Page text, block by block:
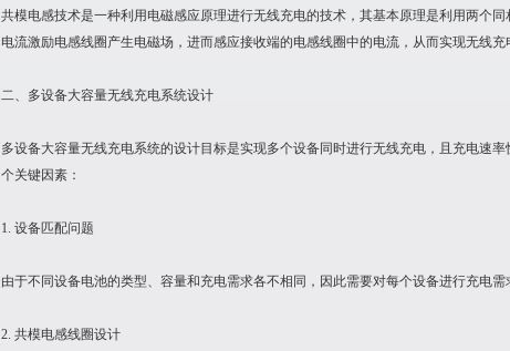
共模电感技术是一种利用电磁感应原理进行无线充电的技术，其基本原理是利用两个
电流激励电感线圈产生电磁场，进而感应接收端的电感线圈中的电流，从而实现无线充
二、多设备大容量无线充电系统设计
多设备大容量无线充电系统的设计目标是实现多个设备同时进行无线充电，且充电速
个关键因素：
1. 设备匹配问题
由于不同设备电池的类型、容量和充电需求各不相同，因此需要对每个设备进行充电需
2. 共模电感线圈设计